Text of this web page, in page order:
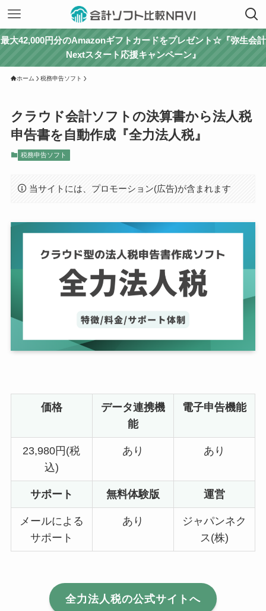
最大42,000円分のAmazonギフトカードをプレゼント☆『弥生会計
Nextスタート応援キャンペーン』
ホーム 税務申告ソフト
クラウド会計ソフトの決算書から法人税
申告書を自動作成『全力法人税』
税務申告ソフト
当サイトには、プロモーション(広告)が含まれます
価格
データ連携機
能
電子申告機能
23,980円(税
込)
あり あり
サポート 無料体験版 運営
メールによる
サポート
あり
ジャパンネク
ス(株)
全力法人税の公式サイトへ